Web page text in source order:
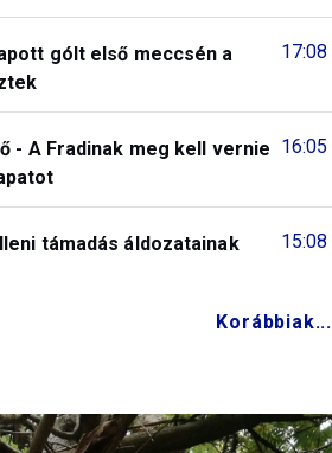
17:08
gólt első meccsén a
16:05
- A Fradinak meg kell vernie
15:08
támadás áldozatainak
Korábbiak...